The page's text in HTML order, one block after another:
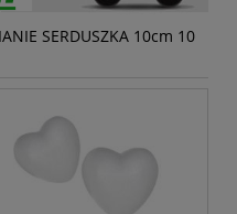
SERDUSZKA 10cm 10